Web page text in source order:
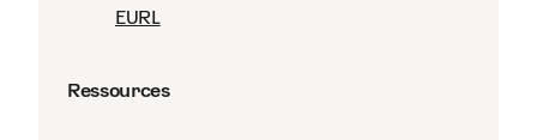
EURL
Ressources